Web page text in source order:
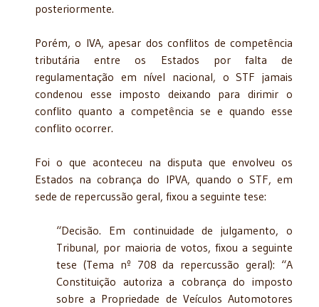
posteriormente.
Porém, o IVA, apesar dos conflitos de competência
tributária entre os Estados por falta de
regulamentação em nível nacional, o STF jamais
condenou esse imposto deixando para dirimir o
conflito quanto a competência se e quando esse
conflito ocorrer.
Foi o que aconteceu na disputa que envolveu os
Estados na cobrança do IPVA, quando o STF, em
sede de repercussão geral, fixou a seguinte tese:
“Decisão. Em continuidade de julgamento, o
Tribunal, por maioria de votos, fixou a seguinte
tese (Tema nº 708 da repercussão geral): “A
Constituição autoriza a cobrança do imposto
sobre a Propriedade de Veículos Automotores